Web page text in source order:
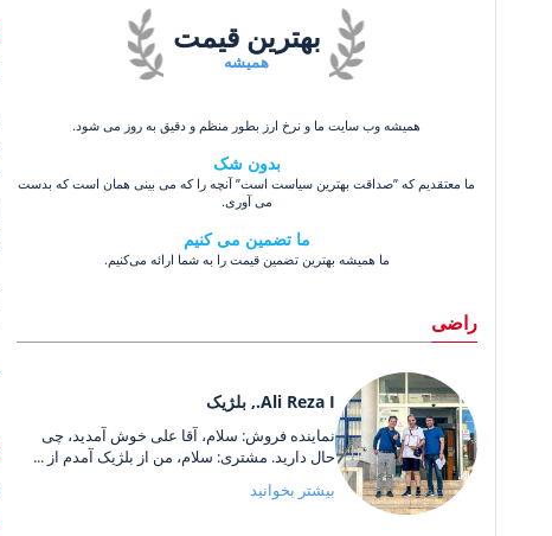
همیشه
بهترین قیمت
همیشه وب سایت ما و نرخ ارز بطور منظم و دقیق به روز می شود.
بدون شک
ما معتقدیم که ”صداقت بهترین سیاست است” آنچه را که می بینی همان است که بدست
می آوری.
ما تضمین می کنیم
ما همیشه بهترین تضمین قیمت را به شما ارائه می‌کنیم.
راضی
Ali Reza I., بلژیک
نماینده فروش: سلام، آقا علی خوش آمدید، چی
حال دارید. مشتری: سلام، من از بلژیک آمدم از ...
بیشتر بخوانید